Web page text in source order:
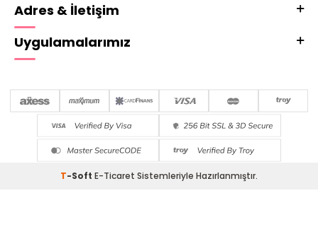
Adres & İletişim
Uygulamalarımız
T-Soft E-Ticaret Sistemleriyle Hazırlanmıştır.